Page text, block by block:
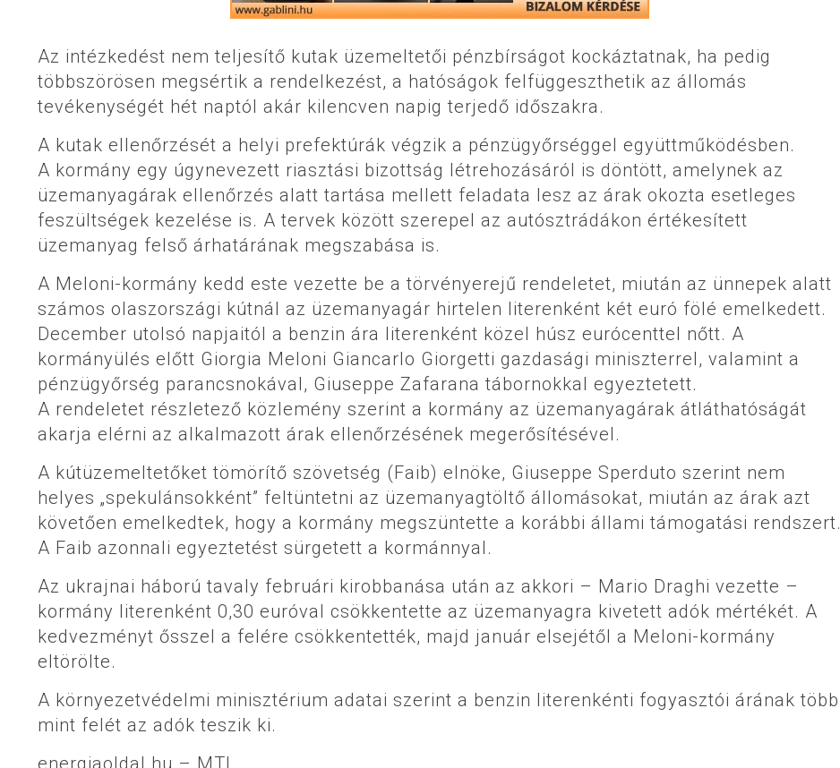
Az intézkedést nem teljesítő kutak üzemeltetői pénzbírságot kockáztatnak, ha pedig
többszörösen megsértik a rendelkezést, a hatóságok felfüggeszthetik az állomás
tevékenységét hét naptól akár kilencven napig terjedő időszakra.
A kutak ellenőrzését a helyi prefektúrák végzik a pénzügyőrséggel együttműködésben.
A kormány egy úgynevezett riasztási bizottság létrehozásáról is döntött, amelynek az
üzemanyagárak ellenőrzés alatt tartása mellett feladata lesz az árak okozta esetleges
feszültségek kezelése is. A tervek között szerepel az autósztrádákon értékesített
üzemanyag felső árhatárának megszabása is.
A Meloni-kormány kedd este vezette be a törvényerejű rendeletet, miután az ünnepek alatt
számos olaszországi kútnál az üzemanyagár hirtelen literenként két euró fölé emelkedett.
December utolsó napjaitól a benzin ára literenként közel húsz eurócenttel nőtt. A
kormányülés előtt Giorgia Meloni Giancarlo Giorgetti gazdasági miniszterrel, valamint a
pénzügyőrség parancsnokával, Giuseppe Zafarana tábornokkal egyeztetett.
A rendeletet részletező közlemény szerint a kormány az üzemanyagárak átláthatóságát
akarja elérni az alkalmazott árak ellenőrzésének megerősítésével.
A kútüzemeltetőket tömörítő szövetség (Faib) elnöke, Giuseppe Sperduto szerint nem
helyes „spekulánsokként” feltüntetni az üzemanyagtöltő állomásokat, miután az árak azt
követően emelkedtek, hogy a kormány megszüntette a korábbi állami támogatási rendszert.
A Faib azonnali egyeztetést sürgetett a kormánnyal.
Az ukrajnai háború tavaly februári kirobbanása után az akkori – Mario Draghi vezette –
kormány literenként 0,30 euróval csökkentette az üzemanyagra kivetett adók mértékét. A
kedvezményt ősszel a felére csökkentették, majd január elsejétől a Meloni-kormány
eltörölte.
A környezetvédelmi minisztérium adatai szerint a benzin literenkénti fogyasztói árának több
mint felét az adók teszik ki.
energiaoldal.hu – MTI